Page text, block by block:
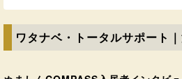
ワタナベ・トータルサポート